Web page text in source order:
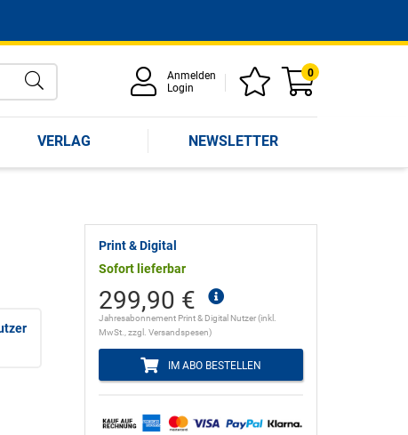
Anmelden
Login
0
VERLAG NEWSLETTER
Print & Digital
Sofort lieferbar
299,90 €
Jahresabonnement Print & Digital Nutzer (inkl.
MwSt., zzgl. Versandspesen)
IM ABO BESTELLEN